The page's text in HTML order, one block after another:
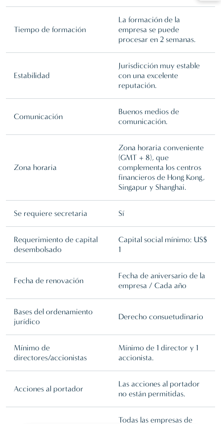
Tiempo de formación
La formación de la
empresa se puede
procesar en 2 semanas.
Estabilidad
Jurisdicción muy estable
con una excelente
reputación.
Comunicación
Buenos medios de
comunicación.
Zona horaria
Zona horaria conveniente
(GMT + 8), que
complementa los centros
financieros de Hong Kong,
Singapur y Shanghai.
Se requiere secretaria Sí
Requerimiento de capital
desembolsado
Capital social mínimo: US$
1
Fecha de renovación
Fecha de aniversario de la
empresa / Cada año
Bases del ordenamiento
jurídico
Derecho consuetudinario
Mínimo de
directores/accionistas
Mínimo de 1 director y 1
accionista.
Acciones al portador
Las acciones al portador
no están permitidas.
Todas las empresas de